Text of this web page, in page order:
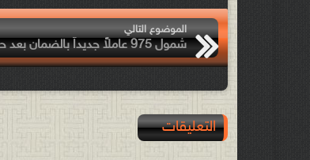
الموضوع التالي
التعليقات